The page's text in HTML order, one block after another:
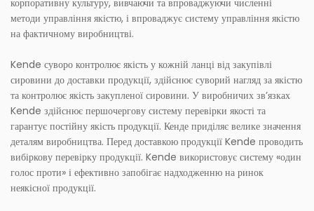
корпоративну культуру, вивчаючи та впроваджуючи численні
методи управління якістю, і впроваджує систему управління якістю
на фактичному виробництві.
Kende суворо контролює якість у кожній ланці від закупівлі
сировини до доставки продукції, здійснює суворий нагляд за якістю
та контролює якість закупленої сировини. У виробничих зв’язках
Kende здійснює першочергову систему перевірки якості та
гарантує постійну якість продукції. Кенде приділяє велике значення
деталям виробництва. Перед доставкою продукції Kende проводить
вибіркову перевірку продукції. Kende використовує систему «один
голос проти» і ефективно запобігає надходженню на ринок
неякісної продукції.